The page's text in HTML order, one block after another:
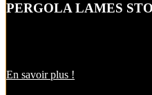
PERGOLA LAMES
En savoir plus !